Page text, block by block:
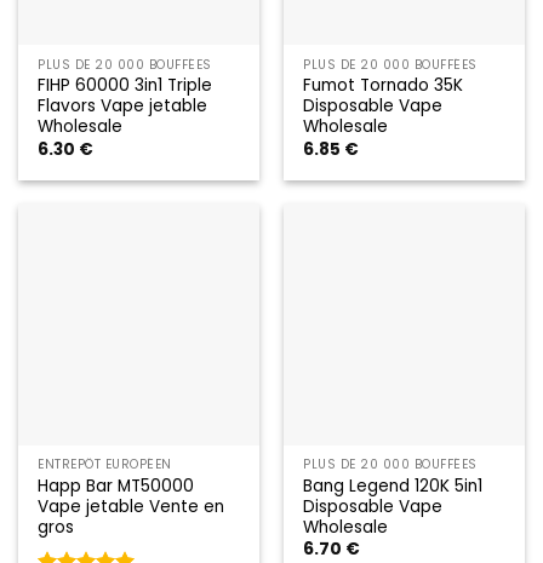
PLUS DE 20 000 BOUFFÉES
FIHP 60000 3in1 Triple
Flavors Vape jetable
Wholesale
6.30 €
PLUS DE 20 000 BOUFFÉES
Fumot Tornado 35K
Disposable Vape
Wholesale
6.85 €
ENTREPÔT EUROPÉEN
Happ Bar MT50000
Vape jetable Vente en
gros
PLUS DE 20 000 BOUFFÉES
Bang Legend 120K 5in1
Disposable Vape
Wholesale
6.70 €